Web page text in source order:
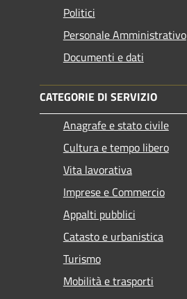
Politici
Personale Amministrativo
Documenti e dati
CATEGORIE DI SERVIZIO
Anagrafe e stato civile
Cultura e tempo libero
Vita lavorativa
Imprese e Commercio
Appalti pubblici
Catasto e urbanistica
Turismo
Mobilità e trasporti